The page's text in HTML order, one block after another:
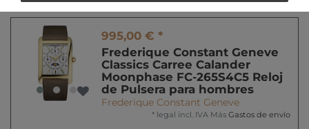
995,00 € *
Frederique Constant Geneve
Classics Carree Calander
Moonphase FC-265S4C5 Reloj
de Pulsera para hombres
Frederique Constant Geneve
* legal incl. IVA Más Gastos de envío